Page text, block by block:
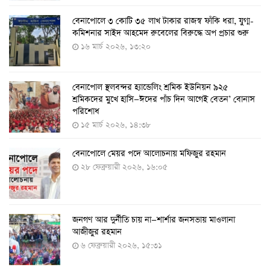
১১ আগস্ট থেকে পরীক্ষামূলকভাবে শুরু শিশুদের করোনা টিকা
দেওয়া
৭ আগস্ট ২০২২, ১৩:৫৩
করোনায় ৫ জনের মৃত্যু, শনাক্ত ৬২৬
২৭ জুলাই ২০২২, ১৭:৩৮
দেশে করোনায় শনাক্তের সংখ্যা ২০ লাখ ছাড়াল
২১ জুলাই ২০২২, ১৭:৫৪
করোনায় একদিনে মৃত্যু ও শনাক্ত বেড়েছে
১৮ জুলাই ২০২২, ১৯:০৪
বেনাপোলে ৩ কোটি ৩৫ লাখ টাকার রাজস্ব ফাঁকি ধরা, যুগ্ম-
কমিশনার সাইদ আহমেদ রুবেলের বিরুদ্ধে অপ প্রচার শুরু
১৬ মার্চ ২০২৬, ১৩:২০
বেনাপোল স্থলবন্দর হ্যান্ডেলিং শ্রমিক ইউনিয়ন ৯২৫
শ্রমিকদের মুখে হাসি—ঈদের পাঁচ দিন আগেই বেতন’ বোনাস
পরিশোধ
১৫ মার্চ ২০২৬, ১৪:৩৮
বেনাপোলে মেয়র পদে আলোচনায় মফিজুর রহমান
২৮ ফেব্রুয়ারী ২০২৬, ১৬:০৫
জনগণ আর দুর্নীতি চায় না—শার্শার জনসভায় মাওলানা
আজীজুর রহমান
৬ ফেব্রুয়ারী ২০২৬, ১৫:৩১